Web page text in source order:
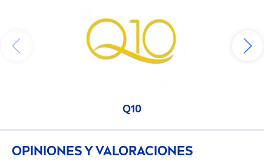
Q10
OPINIONES Y VALORACIONES